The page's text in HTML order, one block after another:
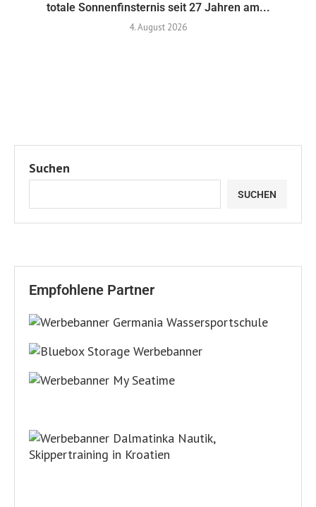
totale Sonnenfinsternis seit 27 Jahren am...
4. August 2026
Suchen
SUCHEN
Empfohlene Partner